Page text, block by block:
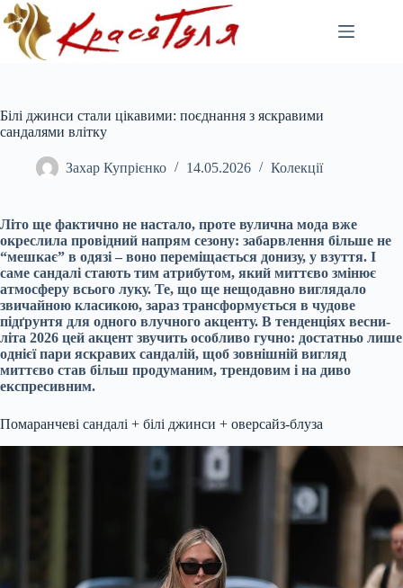
Перейти
до
вмісту
Білі джинси стали цікавими: поєднання з яскравими
сандалями влітку
Захар Купрієнко 14.05.2026 Колекції
Літо ще фактично не настало, проте вулична мода вже
окреслила провідний напрям сезону: забарвлення більше не
“мешкає” в одязі – воно переміщається донизу, у взуття. І
саме сандалі стають тим атрибутом, який миттєво змінює
атмосферу всього луку. Те, що ще нещодавно виглядало
звичайною класикою, зараз трансформується в чудове
підґрунтя для одного влучного акценту. В тенденціях весни-
літа 2026 цей акцент звучить особливо гучно: достатньо лише
однієї пари яскравих сандалій, щоб зовнішній вигляд
миттєво став більш продуманим, трендовим і на диво
експресивним.
Помаранчеві сандалі + білі джинси + оверсайз-блуза